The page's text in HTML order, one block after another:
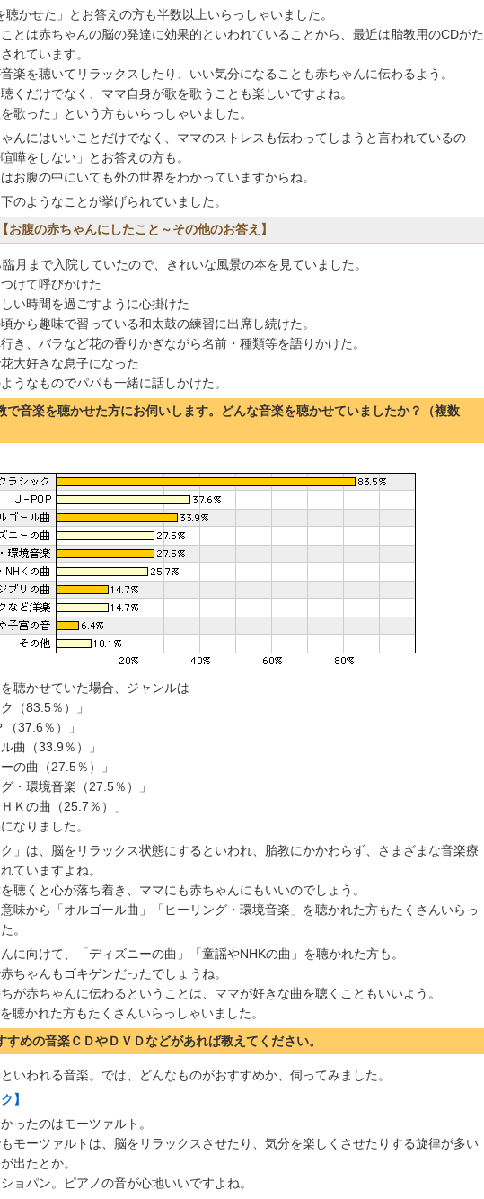
聴かせた」とお答えの方も半数以上いらっしゃいました。
とは赤ちゃんの脳の発達に効果的といわれていることから、最近は胎教用のCDがた
れています。
楽を聴いてリラックスしたり、いい気分になることも赤ちゃんに伝わるよう。
くだけでなく、ママ自身が歌を歌うことも楽しいですよね。
を歌った」という方もいらっしゃいました。
んにはいいことだけでなく、ママのストレスも伝わってしまうと言われているの
嘩をしない」とお答えの方も。
お腹の中にいても外の世界をわかっていますからね。
のようなことが挙げられていました。
お腹の赤ちゃんにしたこと～その他のお答え】
臨月まで入院していたので、きれいな風景の本を見ていました。
つけて呼びかけた
しい時間を過ごすように心掛けた
頃から趣味で習っている和太鼓の練習に出席し続けた。
行き、バラなど花の香りかぎながら名前・種類等を語りかけた。
花大好きな息子になった
ようなものでパパも一緒に話しかけた。
で音楽を聴かせた方にお伺いします。どんな音楽を聴かせていましたか？（複数
聴かせていた場合、ジャンルは
（83.5％）」
（37.6％）」
曲（33.9％）」
の曲（27.5％）」
グ・環境音楽（27.5％）」
ＨＫの曲（25.7％）」
なりました。
ク」は、脳をリラックス状態にするといわれ、胎教にかかわらず、さまざまな音楽療
ていますよね。
聴くと心が落ち着き、ママにも赤ちゃんにもいいのでしょう。
味から「オルゴール曲」「ヒーリング・環境音楽」を聴かれた方もたくさんいらっ
。
に向けて、「ディズニーの曲」「童謡やNHKの曲」を聴かれた方も。
ちゃんもゴキゲンだったでしょうね。
が赤ちゃんに伝わるということは、ママが好きな曲を聴くこともいいよう。
を聴かれた方もたくさんいらっしゃいました。
すめの音楽ＣＤやＤＶＤなどがあれば教えてください。
いわれる音楽。では、どんなものがおすすめか、伺ってみました。
】
ったのはモーツァルト。
モーツァルトは、脳をリラックスさせたり、気分を楽しくさせたりする旋律が多い
出たとか。
ョパン。ピアノの音が心地いいですよね。